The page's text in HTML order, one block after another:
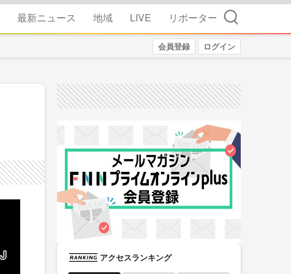
最新ニュース 地域 LIVE リポーター 検索
会員登録 ログイン
アクセスランキング